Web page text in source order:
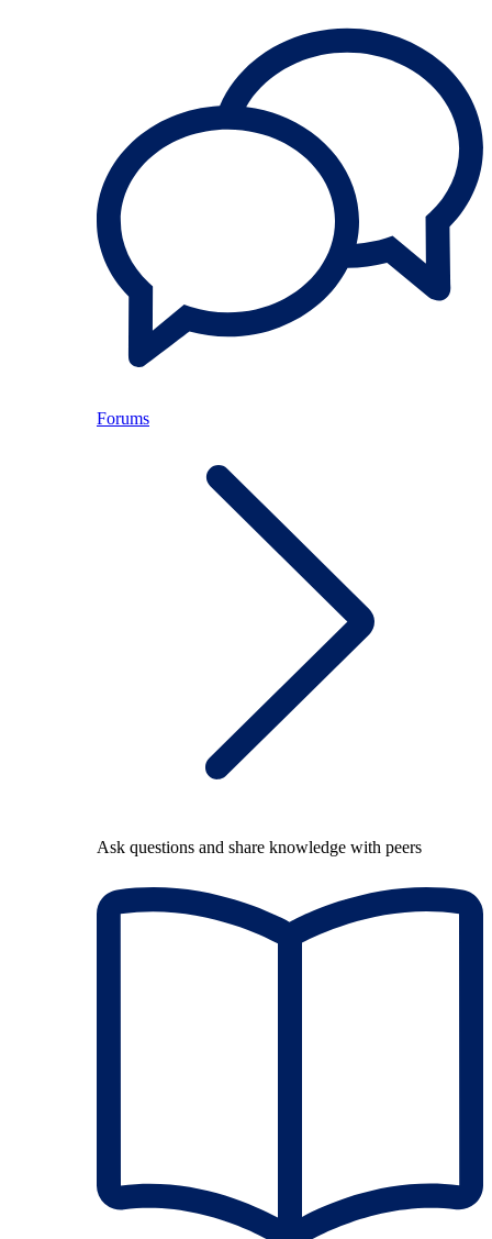
Forums
Ask questions and share knowledge with peers